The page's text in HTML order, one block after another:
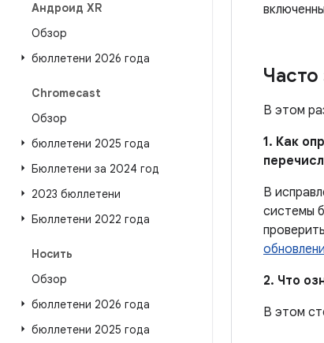
Андроид XR
Обзор
бюллетени 2026 года
Chromecast
Обзор
бюллетени 2025 года
Бюллетени за 2024 год
2023 бюллетени
Бюллетени 2022 года
Носить
Обзор
бюллетени 2026 года
бюллетени 2025 года
В этом
1. Как
В
системы
2. Что
В этом